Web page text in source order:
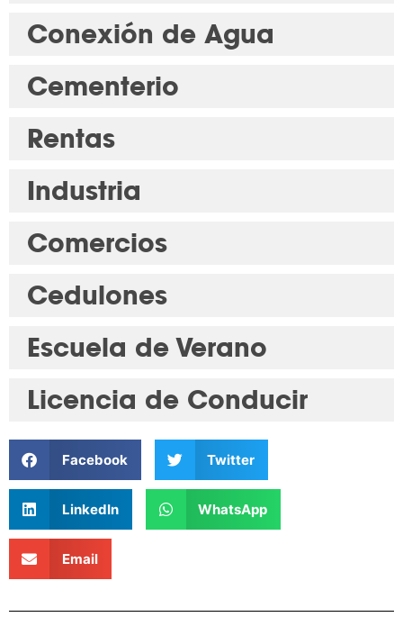
Conexión de Agua
Cementerio
Rentas
Industria
Comercios
Cedulones
Escuela de Verano
Licencia de Conducir
Facebook Twitter
LinkedIn WhatsApp
Email